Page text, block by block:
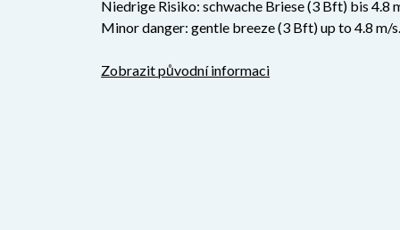
Niedrige Risiko: schwache Briese (3 Bft) bis 4.8
Minor danger: gentle breeze (3 Bft) up to 4.8 m/s.
Zobrazit původní informaci